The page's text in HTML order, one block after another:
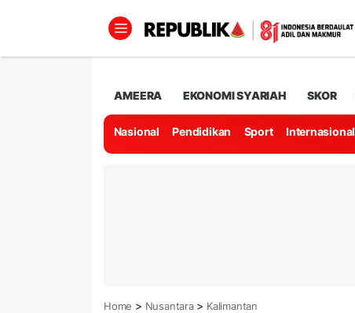
AMEERA EKONOMI SYARIAH SKOR
Nasional Pendidikan Sport Internasional
Home > Nusantara> Kalimantan